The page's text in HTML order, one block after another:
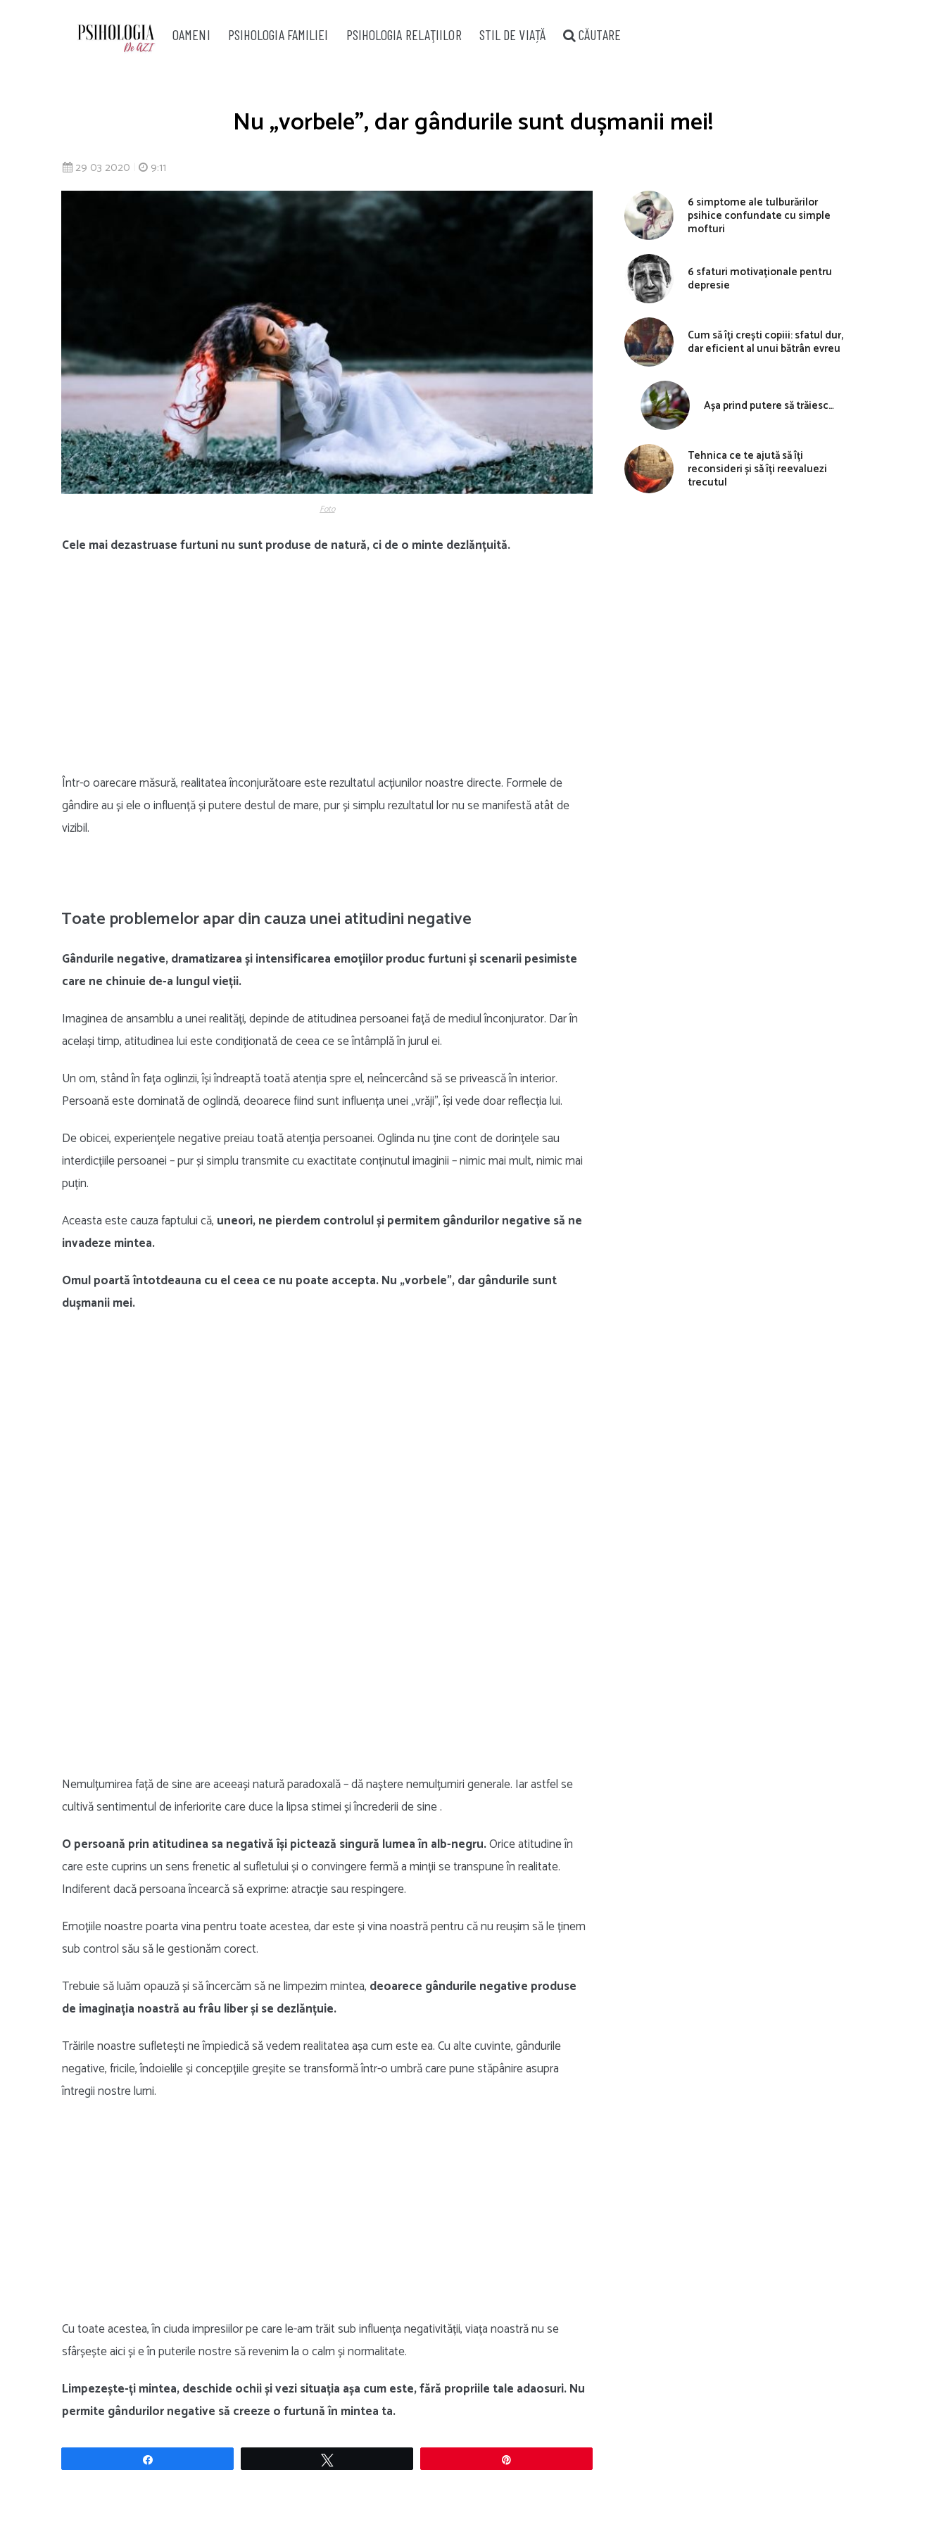
OAMENI PSIHOLOGIA FAMILIEI PSIHOLOGIA RELAŢIILOR STIL DE VIAȚĂ CĂUTARE
Nu „vorbele”, dar gândurile sunt dușmanii mei!
29 03 2020 9:11
Foto
Cele mai dezastruase furtuni nu sunt produse de natură, ci de o minte dezlănțuită.
Într-o oarecare măsură, realitatea înconjurătoare este rezultatul acțiunilor noastre directe. Formele de
gândire au și ele o influență și putere destul de mare, pur și simplu rezultatul lor nu se manifestă atât de
vizibil.
Toate problemelor apar din cauza unei atitudini negative
Gândurile negative, dramatizarea și intensificarea emoțiilor produc furtuni și scenarii pesimiste
care ne chinuie de-a lungul vieții.
Imaginea de ansamblu a unei realități, depinde de atitudinea persoanei față de mediul înconjurator. Dar în
același timp, atitudinea lui este condiționată de ceea ce se întâmplă în jurul ei.
Un om, stând în fața oglinzii, își îndreaptă toată atenția spre el, neîncercând să se privească în interior.
Persoană este dominată de oglindă, deoarece fiind sunt influența unei „vrăji”, își vede doar reflecția lui.
De obicei, experiențele negative preiau toată atenția persoanei. Oglinda nu ține cont de dorințele sau
interdicțiile persoanei – pur și simplu transmite cu exactitate conținutul imaginii – nimic mai mult, nimic mai
puțin.
Aceasta este cauza faptului că, uneori, ne pierdem controlulși permitem gândurilor negative să ne
invadeze mintea.
Omul poartă întotdeauna cu el ceea ce nu poate accepta. Nu „vorbele”, dar gândurile sunt
dușmanii mei.
Nemulțumirea față de sine are aceeași natură paradoxală – dă naștere nemulțumiri generale. Iar astfel se
cultivă sentimentul de inferiorite care duce la lipsa stimei și încrederii de sine .
O persoană prin atitudinea sa negativă își pictează singură lumea în alb-negru.Orice atitudine în
care este cuprins un sens frenetic al sufletului și o convingere fermă a minții se transpune în realitate.
Indiferent dacă persoana încearcă să exprime: atracție sau respingere.
Emoțiile noastre poarta vina pentru toate acestea, dar este și vina noastră pentru că nu reușim să le ținem
sub control său să le gestionăm corect.
Trebuie să luăm opauză și să încercăm să ne limpezim mintea, deoarece gândurile negative produse
de imaginația noastră au frâu liber și se dezlănțuie.
Trăirile noastre sufletești ne împiedică să vedem realitatea așa cum este ea. Cu alte cuvinte, gândurile
negative, fricile, îndoielile și concepțiile greșite se transformă într-o umbră care pune stăpânire asupra
întregii nostre lumi.
Cu toate acestea, în ciuda impresiilor pe care le-am trăit sub influența negativității, viața noastră nu se
sfârșește aici și e în puterile nostre să revenim la o calm și normalitate.
Limpezește-ți mintea, deschide ochii și vezi situația așa cum este, fără propriile tale adaosuri. Nu
permite gândurilor negative să creeze o furtună în mintea ta.
6 simptome ale tulburărilor
psihice confundate cu simple
mofturi
6 sfaturi motivaționale pentru
depresie
Cum să îți crești copiii: sfatul dur,
dar eficient al unui bătrân evreu
Așa prind putere să trăiesc…
Tehnica ce te ajută să îți
reconsideri și să îți reevaluezi
trecutul